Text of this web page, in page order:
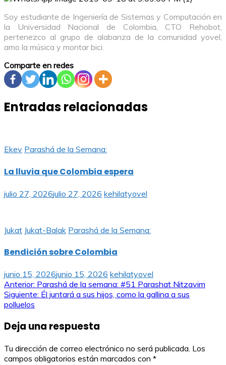
Soy estudiante de Ingeniería de Sistemas y Computación en
la Universidad Nacional de Colombia, CTO Rehobot,
pertenezco al grupo de alabanza de la comunidad yovel,
amo la música y montar bici.
Comparte en redes
Entradas relacionadas
Ekev Parashá de la Semana:
La lluvia que Colombia espera
julio 27, 2026julio 27, 2026 kehilatyovel
Jukat Jukat-Balak Parashá de la Semana:
Bendición sobre Colombia
junio 15, 2026junio 15, 2026 kehilatyovel
Navegación
de
entradas
Anterior: Parashá de la semana: #51 Parashat Nitzavim
Siguiente: Él juntará a sus hijos, como la gallina a sus
polluelos
Deja una respuesta
Tu dirección de correo electrónico no será publicada. Los
campos obligatorios están marcados con *